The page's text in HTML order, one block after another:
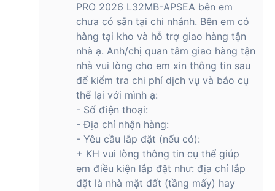
PRO 2026 L32MB-APSEA bên em
chưa có sẵn tại chi nhánh. Bên em có
hàng tại kho và hỗ trợ giao hàng tận
nhà ạ. Anh/chị quan tâm giao hàng tận
nhà vui lòng cho em xin thông tin sau
để kiểm tra chi phí dịch vụ và báo cụ
thể lại với mình ạ:
- Số điện thoại:
- Địa chỉ nhận hàng:
- Yêu cầu lắp đặt (nếu có):
+ KH vui lòng thông tin cụ thể giúp
em điều kiện lắp đặt như: địa chỉ lắp
đặt là nhà mặt đất (tầng mấy) hay